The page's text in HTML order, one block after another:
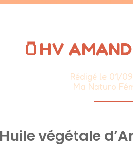
🫙HV
Rédigé le 01/
Ma Naturo
Huile végétale